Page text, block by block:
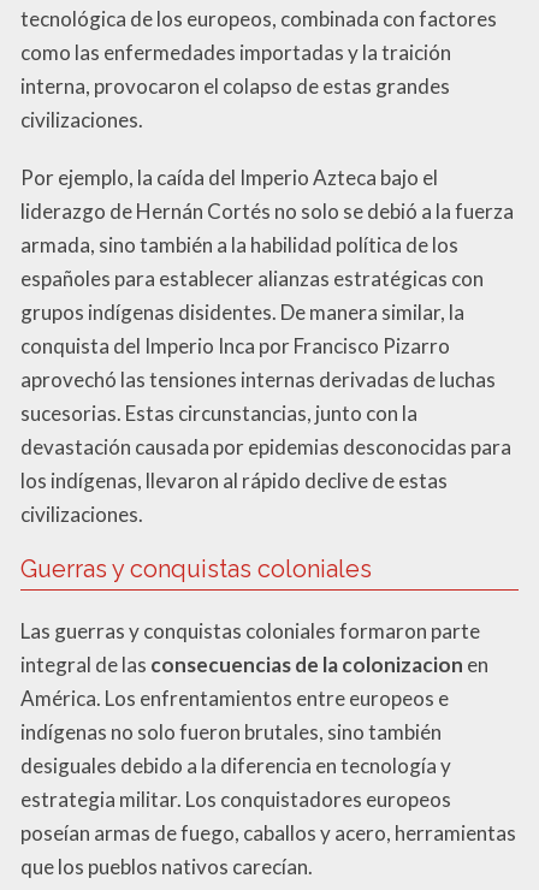
tecnológica de los europeos, combinada con factores
como las enfermedades importadas y la traición
interna, provocaron el colapso de estas grandes
civilizaciones.
Por ejemplo, la caída del Imperio Azteca bajo el
liderazgo de Hernán Cortés no solo se debió a la fuerza
armada, sino también a la habilidad política de los
españoles para establecer alianzas estratégicas con
grupos indígenas disidentes. De manera similar, la
conquista del Imperio Inca por Francisco Pizarro
aprovechó las tensiones internas derivadas de luchas
sucesorias. Estas circunstancias, junto con la
devastación causada por epidemias desconocidas para
los indígenas, llevaron al rápido declive de estas
civilizaciones.
Guerras y conquistas coloniales
Las guerras y conquistas coloniales formaron parte
integral de las consecuencias de la colonizacion en
América. Los enfrentamientos entre europeos e
indígenas no solo fueron brutales, sino también
desiguales debido a la diferencia en tecnología y
estrategia militar. Los conquistadores europeos
poseían armas de fuego, caballos y acero, herramientas
que los pueblos nativos carecían.